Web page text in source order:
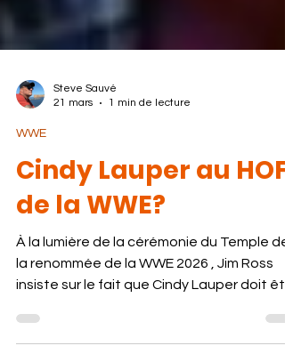
Steve Sauvé
Cindy Lauper au HOF
de la WWE?
À la lumière de la cérémonie du Temple de
la renommée de la WWE 2026 , Jim Ross
intronisée. Alors que la WWE a déjà
annoncé que Stephanie McMahon, AJ